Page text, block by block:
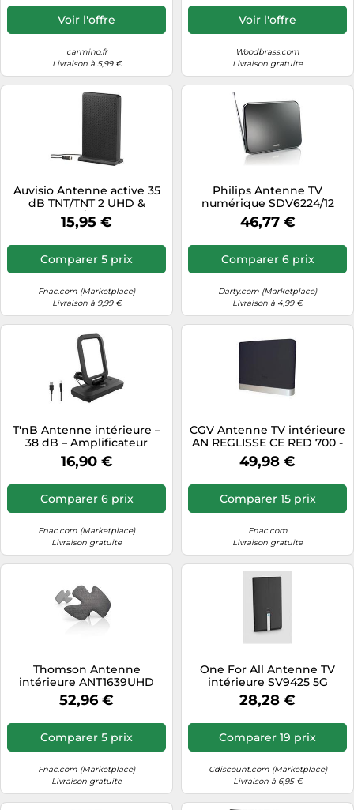
Voir l'offre
carmino.fr
Livraison à 5,99 €
Voir l'offre
Woodbrass.com
Livraison gratuite
Auvisio Antenne active 35
dB TNT/TNT 2 UHD &
DAB/DAB+
15,95 €
Comparer 5 prix
Fnac.com (Marketplace)
Livraison à 9,99 €
Philips Antenne TV
numérique SDV6224/12
46,77 €
Comparer 6 prix
Darty.com (Marketplace)
Livraison à 4,99 €
T'nB Antenne intérieure –
38 dB – Amplificateur
intégré
16,90 €
Comparer 6 prix
Fnac.com (Marketplace)
Livraison gratuite
CGV Antenne TV intérieure
AN REGLISSE CE RED 700 -
HD/UHD - Filtre 4G/5G -
Alim. 5V
49,98 €
Comparer 15 prix
Fnac.com
Livraison gratuite
Thomson Antenne
intérieure ANT1639UHD
00132193 AMP PERF.55 GR-N
52,96 €
Comparer 5 prix
Fnac.com (Marketplace)
Livraison gratuite
One For All Antenne TV
intérieure SV9425 5G
Amplificateur intégré Noir
28,28 €
Comparer 19 prix
Cdiscount.com (Marketplace)
Livraison à 6,95 €